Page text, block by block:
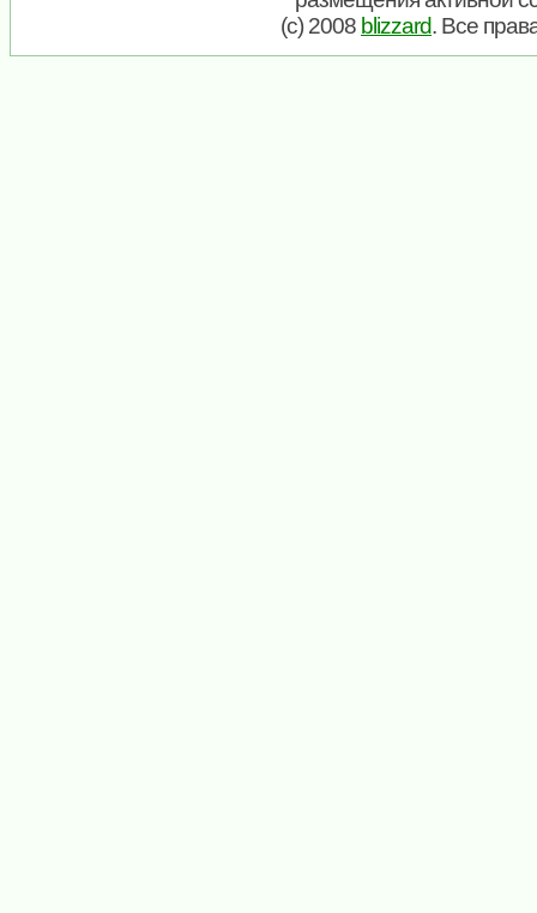
(c) 2008 blizzard. Все